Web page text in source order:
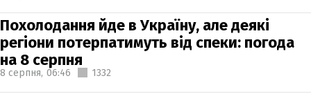
Похолодання йде в Україну, але деякі
регіони потерпатимуть від спеки: погода
на 8 серпня
8 серпня, 06:46 1332